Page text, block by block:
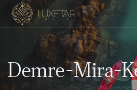
Demre-Mira-